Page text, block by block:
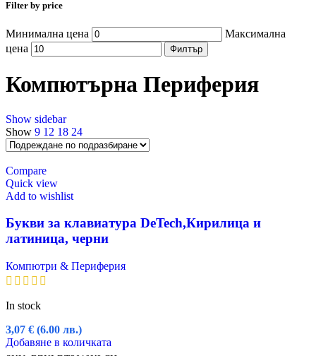
Filter by price
Минимална цена
Максимална
цена
Филтър
Компютърна Периферия
Show sidebar
Show 9 12 18 24
Compare
Quick view
Add to wishlist
Букви за клавиатура DeTech,Кирилица и
латиница, черни
Компютри & Периферия
In stock
3,07 € (6.00 лв.)
Добавяне в количката